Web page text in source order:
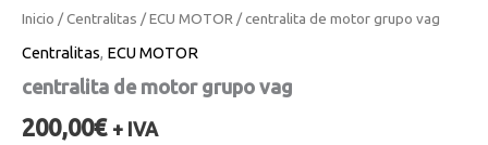
Inicio /Centralitas /ECU MOTOR/ centralita de motor grupo vag
Centralitas, ECU MOTOR
centralita de motor grupo vag
200,00€ + IVA